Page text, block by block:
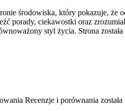
środowiska, który pokazuje,
porady, ciekawostki oraz
styl życia. Strona
Recenzje i porównania